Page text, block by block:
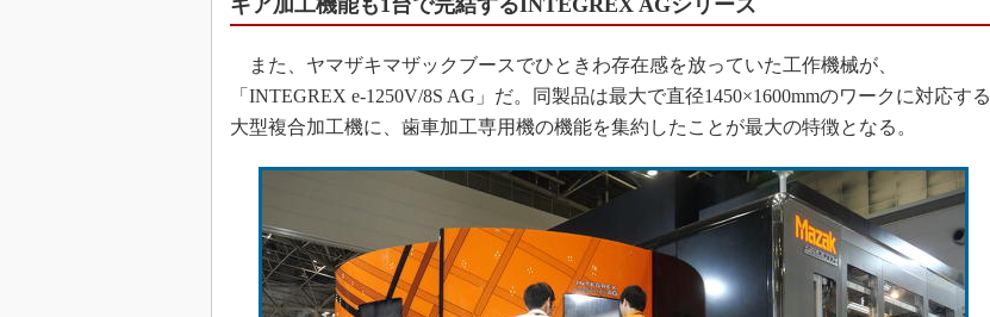
ギア加工機能も1台で完結するINTEGREX AGシリーズ
また、ヤマザキマザックブースでひときわ存在感を放っていた工作機械が、
「INTEGREX e-1250V/8S AG」だ。同製品は最大で直径1450×1600mmのワークに対応する
大型複合加工機に、歯車加工専用機の機能を集約したことが最大の特徴となる。